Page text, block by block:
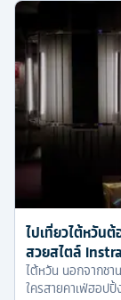
ไปเที่ยวไต้หวัน
สวยสไตล์
ไต้หวัน นอกจากชา
ใครสายคาเฟ่ฮอป